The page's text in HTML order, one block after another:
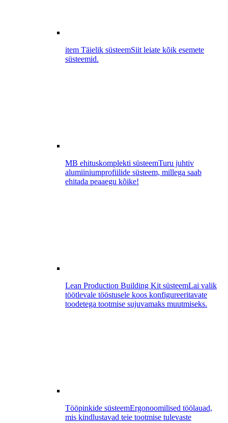
item Täielik süsteemSiit leiate kõik esemete
süsteemid.
MB ehituskomplekti süsteemTuru juhtiv
alumiiniumprofiilide süsteem, millega saab
ehitada peaaegu kõike!
Lean Production Building Kit süsteemLai valik
töötlevale tööstusele koos konfigureeritavate
toodetega tootmise sujuvamaks muutmiseks.
Tööpinkide süsteemErgonoomilised töölauad,
mis kindlustavad teie tootmise tulevaste